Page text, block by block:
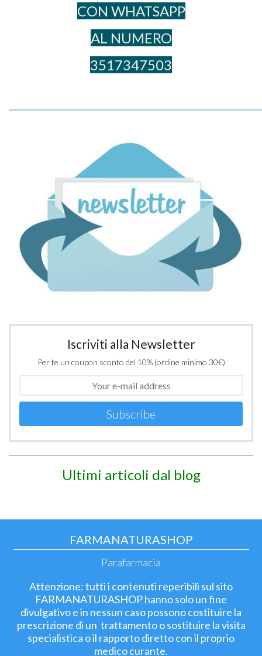
CON WHATSAPP
AL NUME​RO
3517347503
Iscriviti alla Newsletter
Per te un coupon sconto del 10% (ordine minimo 30€)
Subscribe
Ultimi articoli dal blog
FARMANATURASHOP
Parafarmacia
Attenzione: tutti i contenuti reperibili sul sito
FARMANATURASHOP hanno solo un fine
divulgativo e in nessun caso possono costituire la
prescrizione di un trattamento o sostituire la visita
specialistica o il rapporto diretto con il proprio
medico curante.